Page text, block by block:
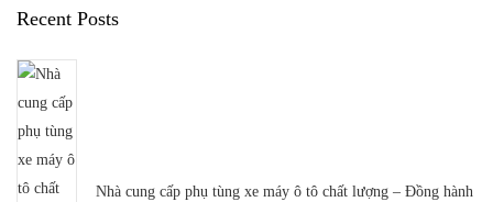
Recent Posts
Nhà cung cấp phụ tùng xe máy ô tô chất lượng – Đồng hành